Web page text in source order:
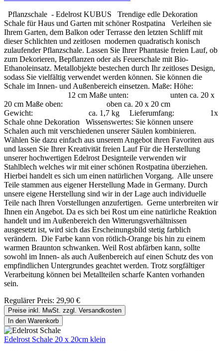
Pflanzschale - Edelrost KUBUS Trendige edle Dekoration
Schale für Haus und Garten mit schöner Rostpatina Verleihen sie
Ihrem Garten, dem Balkon oder Terrasse den letzten Schliff mit
dieser Schlichten und zeitlosen modernen quadratisch konisch
zulaufender Pflanzschale. Lassen Sie Ihrer Phantasie freien Lauf, ob
zum Dekorieren, Bepflanzen oder als Feuerschale mit Bio-
Ethanoleinsatz. Metallobjekte bestechen durch Ihr zeitloses Design,
sodass Sie vielfältig verwendet werden können. Sie können die
Schale im Innen- und Außenbereich einsetzen. Maße: Höhe:
12 cm Maße unten: unten ca. 20 x
20 cm Maße oben: oben ca. 20 x 20 cm
Gewicht: ca. 1,7 kg Lieferumfang: 1x
Schale ohne Dekoration Wissenswertes: Sie können unsere
Schalen auch mit verschiedenen unserer Säulen kombinieren.
Wählen Sie dazu einfach aus unserem Angebot ihren Favoriten aus
und lassen Sie Ihrer Kreativität freien Lauf Für die Herstellung
unserer hochwertigen Edelrost Designteile verwenden wir
Stahlblech welches wir mit einer schönen Rostpatina überziehen.
Hierbei handelt es sich um einen natürlichen Vorgang. Alle unsere
Teile stammen aus eigener Herstellung Made in Germany. Durch
unsere eigene Herstellung sind wir in der Lage auch individuelle
Teile nach Ihren Vorstellungen anzufertigen. Gerne unterbreiten wir
Ihnen ein Angebot. Da es sich bei Rost um eine natürliche Reaktion
handelt und im Außenbereich den Witterungsverhältnissen
ausgesetzt ist, wird sich das Erscheinungsbild stetig farblich
verändern. Die Farbe kann von rötlich-Orange bis hin zu einem
warmen Braunton schwanken. Weil Rost abfärben kann, sollte
sowohl im Innen- als auch Außenbereich auf einen Schutz des von
empfindlichen Untergrundes geachtet werden. Trotz sorgfältiger
Verarbeitung können bei Metallteilen scharfe Kanten vorhanden
sein.
Regulärer Preis: 29,90 €
Preise inkl. MwSt. zzgl. Versandkosten
In den Warenkorb
Edelrost Schale 20 x 20cm klein